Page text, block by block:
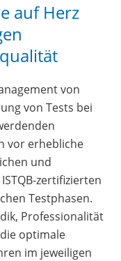
auf Herz
von
von Tests bei
vor erhebliche
und
zertifizierten
Testphasen.
Professionalität
optimale
im jeweiligen